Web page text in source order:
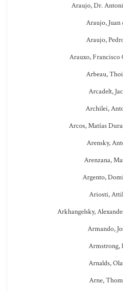
Araujo, Dr.
Araujo, Juan
Araujo,
Arauxo, Francisco
Arbeau,
Arcadelt,
Archilei,
Arcos, Matías
Arensky,
Arenzana,
Argento,
Ariosti,
Arkhangelsky,
Armando,
Armstrong,
Arnalds,
Arne,